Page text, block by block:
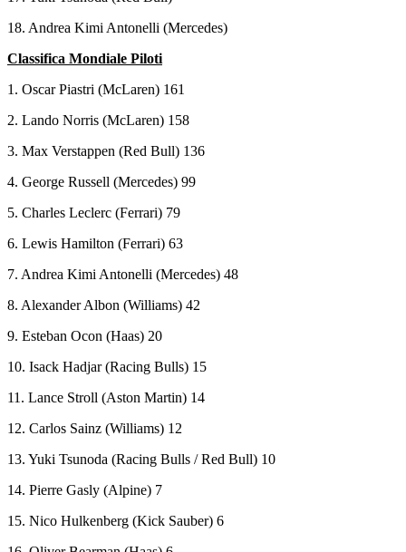
18. Andrea Kimi Antonelli (Mercedes)
Classifica Mondiale Piloti
1. Oscar Piastri (McLaren) 161
2. Lando Norris (McLaren) 158
3. Max Verstappen (Red Bull) 136
4. George Russell (Mercedes) 99
5. Charles Leclerc (Ferrari) 79
6. Lewis Hamilton (Ferrari) 63
7. Andrea Kimi Antonelli (Mercedes) 48
8. Alexander Albon (Williams) 42
9. Esteban Ocon (Haas) 20
10. Isack Hadjar (Racing Bulls) 15
11. Lance Stroll (Aston Martin) 14
12. Carlos Sainz (Williams) 12
13. Yuki Tsunoda (Racing Bulls / Red Bull) 10
14. Pierre Gasly (Alpine) 7
15. Nico Hulkenberg (Kick Sauber) 6